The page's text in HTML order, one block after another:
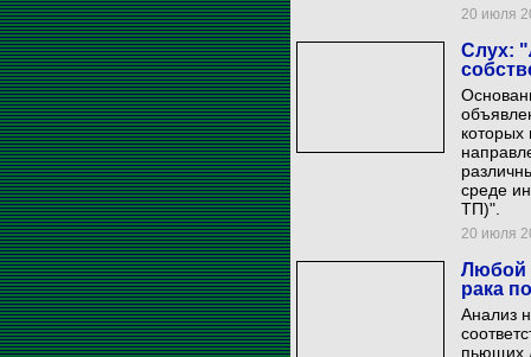
20 июля
Слух:
которых
среде
ТП)".
20 июля
Любой
рака
Анализ
пьющих